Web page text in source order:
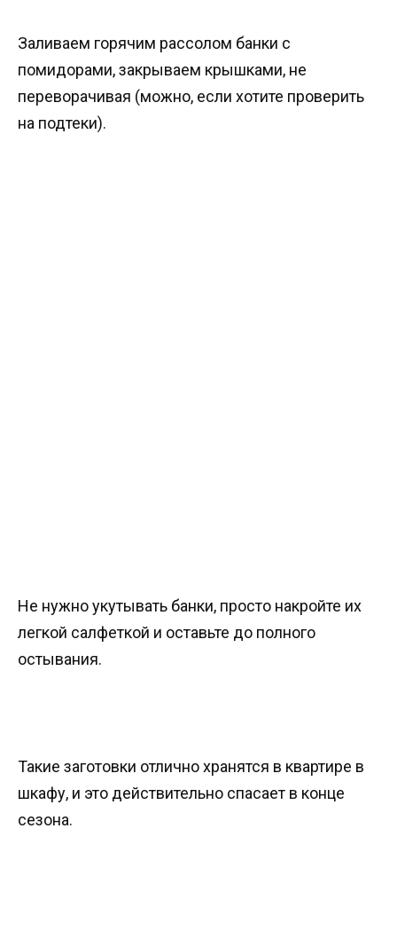
Заливаем горячим рассолом банки с
помидорами, закрываем крышками, не
переворачивая (можно, если хотите проверить
на подтеки).
Не нужно укутывать банки, просто накройте их
легкой салфеткой и оставьте до полного
остывания.
Такие заготовки отлично хранятся в квартире в
шкафу, и это действительно спасает в конце
сезона.